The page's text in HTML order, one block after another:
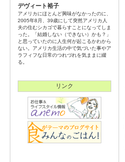
デヴィート裕子
アメリカにほとんど興味がなかったのに、
2005年8月、39歳にして突然アメリカ人
夫の住むシカゴで暮らすことになってしま
った。「結婚しない（できない）かも？」
と思っていたのに人生何が起こるかわから
ない。アメリカ生活の中で気づいた事やア
ラフィフな日常のつれづれを気ままに綴
る。
リンク